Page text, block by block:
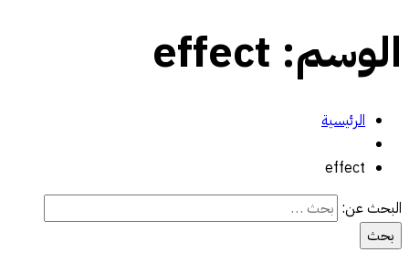
الوسم: effect
الرئيسية
effect
البحث عن: